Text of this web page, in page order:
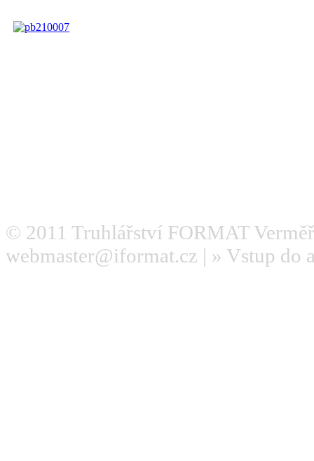
© 2011 Truhlářství FORMAT
webmaster@iformat.cz | » Vstup do